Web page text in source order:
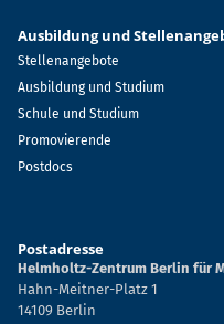
Ausbildung und
Stellenangebote
Ausbildung und Studium
Schule und Studium
Promovierende
Postdocs
Postadresse
Helmholtz-Zentrum Berlin für
Hahn-Meitner-Platz 1
14109 Berlin